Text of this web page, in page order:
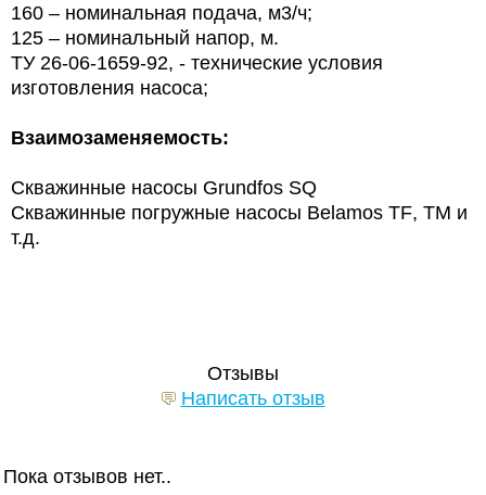
160 – номинальная подача, м3/ч;
125 – номинальный напор, м.
ТУ 26-06-1659-92, - технические условия
изготовления насоса;
Взаимозаменяемость:
Скважинные насосы Grundfos SQ
Скважинные погружные насосы Belamos TF, ТМ и
т.д.
Отзывы
Написать отзыв
Пока отзывов нет..